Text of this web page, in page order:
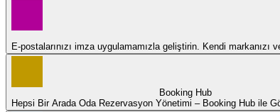
E-postalarınızı imza uygulamamızla geliştirin. Kendi
Booking Hub
Hepsi Bir Arada Oda Rezervasyon Yönetimi – Booking Hub ile